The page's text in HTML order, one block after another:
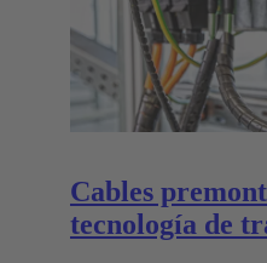
Cables
tecnología de